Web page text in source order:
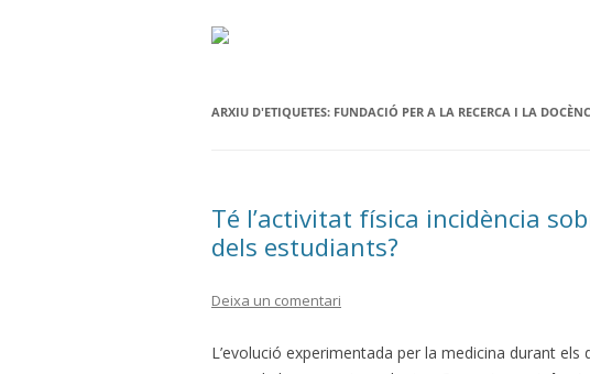
ARXIU D'ETIQUETES: FUNDACIÓ PER A LA RECERCA I LA
Té l’activitat física incidència
dels estudiants?
Deixa un comentari
L’evolució experimentada per la medicina durant